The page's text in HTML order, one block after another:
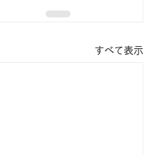
すべて表示